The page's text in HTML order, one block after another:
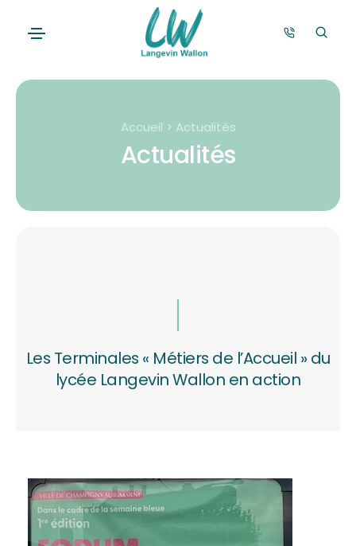
Accueil > Actualités
Actualités
Les Terminales « Métiers de l’Accueil » du
lycée Langevin Wallon en action